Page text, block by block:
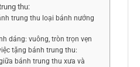
thu:
trung thu loại bánh nướng
dáng: vuông, tròn trọn vẹn
tặng bánh trung thu:
bánh trung thu xưa và